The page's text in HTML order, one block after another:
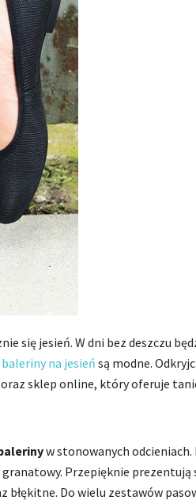
się jesień. W dni bez deszczu
baleriny na jesień są modne.
sklep online, który oferuje
w stonowanych odcieniach.
Przepięknie prezentują
błękitne. Do wielu zestawów